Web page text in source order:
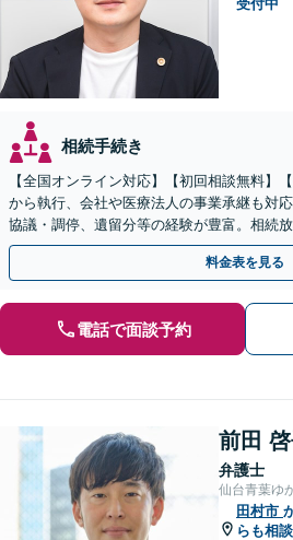
受付中
相続手続き
【全国オンライン対応】【初回相談無料】
から執行、会社や医療法人の事業承継も対
協議・調停、遺留分等の経験が豊富。相続
があるため、お早めにご相談ください。【
料金表を見る
電話で面談予約
前田
弁護士
仙台青葉ゆ
田村市
らも相談